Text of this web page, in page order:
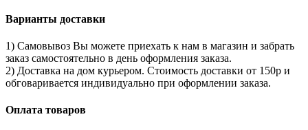
Варианты доставки
1) Самовывоз Вы можете приехать к нам в магазин и забрать
заказ самостоятельно в день оформления заказа.
2) Доставка на дом курьером. Стоимость доставки от 150р и
обговаривается индивидуально при оформлении заказа.
Оплата товаров